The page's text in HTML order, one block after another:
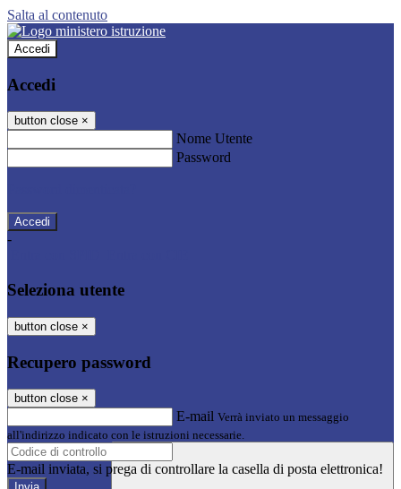
Salta al contenuto
Accedi
Accedi
button close ×
Nome Utente
Password
-
Seleziona utente
button close ×
Recupero password
button close ×
E-mail Verrà inviato un messaggio
all'indirizzo indicato con le istruzioni necessarie.
E-mail inviata, si prega di controllare la casella di posta elettronica!